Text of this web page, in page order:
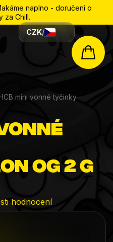
naplno - doručení o
za Chill.
CZK/
Hledat
mini vonné tyčinky
OG 2 g
hodnocení